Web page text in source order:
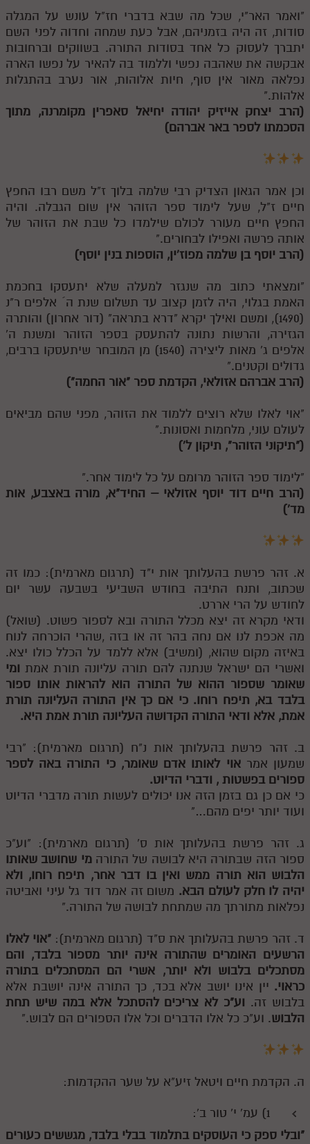
"ואמר האר"י, שכל מה שבא בדברי חז"ל עונש על המגלה
סודות, זה היה בזמניהם, אבל כעת שמחה וחדוה לפני השם
יתברך לעסוק כל אחד בסודות התורה. בשווקים וברחובות
אבקשה את שאהבה נפשי וללמוד בה להאיר על נפשו הארה
נפלאה מאור אין סוף, חיות אלוהות, אור נערב בהתגלות
אלהות."
(הרב יצחק אייזיק יהודה יחיאל סאפרין מקומרנה, מתוך
הסכמתו לספר באר אברהם)
וכן אמר הגאון הצדיק רבי שלמה בלוך ז"ל משם רבו החפץ
חיים ז"ל, שעל לימוד ספר הזוהר אין שום הגבלה. והיה
החפץ חיים מעורר לכולם שילמדו כל שבת את הזוהר של
אותה פרשה ואפילו לבחורים."
(הרב יוסף בן שלמה מפוז'ין, הוספות בנין יוסף)
"ומצאתי כתוב מה שנגזר למעלה שלא יתעסקו בחכמת
האמת בגלוי, היה לזמן קצוב עד תשלום שנת ה´ אלפים ר"נ
(1490), ומשם ואילך יקרא "דרא בתראה" (דור אחרון) והותרה
הגזירה, והרשות נתונה להתעסק בספר הזוהר ומשנת ה'
אלפים ג' מאות ליצירה (1540) מן המובחר שיתעסקו ברבים,
גדולים וקטנים."
(הרב אברהם אזולאי, הקדמת ספר "אור החמה")
"אוי לאלו שלא רוצים ללמוד את הזוהר, מפני שהם מביאים
לעולם עוני, מלחמות ואסונות."
("תיקוני הזוהר", תיקון ל')
"לימוד ספר הזוהר מרומם על כל לימוד אחר."
(הרב חיים דוד יוסף אזולאי – החיד"א, מורה באצבע, אות
מד')
א. זהר פרשת בהעלותך אות י"ד (תרגום מארמית): כמו זה
שכתוב, ותנח התיבה בחודש השביעי בשבעה עשר יום
לחודש על הרי אררט.
ודאי מקרא זה יצא מכלל התורה ובא לספור פשוט. (שואל)
מה אכפת לנו אם נחה בהר זה או בזה ,שהרי הוכרחה לנוח
באיזה מקום שהוא, (ומשיב) אלא ללמד על הכלל כולו יצא.
ואשרי הם ישראל שנתנה להם תורה עליונה תורת אמת ומי
שאומר שספור ההוא של התורה הוא להראות אותו ספור
בלבד בא, תיפח רוחו. כי אם כך אין התורה העליונה תורת
אמת, אלא ודאי התורה הקדושה העליונה תורת אמת היא.
ב. זהר פרשת בהעלותך אות נ"ח (תרגום מארמית): "רבי
שמעון אמראוי לאותו אדם שאומר, כי התורה באה לספר
ספורים בפשטות , ודברי הדיוט.
כי אם כן גם בזמן הזה אנו יכולים לעשות תורה מדברי הדיוט
ועוד יותר יפים מהם…"
ג. זהר פרשת בהעלותך אות ס' (תרגום מארמית): "וע"כ
ספור הזה שבתורה היא לבושה של התורהמי שחושב שאותו
הלבוש הוא תורה ממש ואין בו דבר אחר, תיפח רוחו, ולא
יהיה לו חלק לעולם הבא. משום זה אמר דוד גל עיני ואביטה
נפלאות מתורתך מה שמתחת לבושה של התורה."
ד. זהר פרשת בהעלותך את ס"ד (תרגום מארמית): "אוי לאלו
הרשעים האומרים שהתורה אינה יותר מספור בלבד, והם
מסתכלים בלבוש ולא יותר, אשרי הם המסתכלים בתורה
כראוי. יין אינו יושב אלא בכד, כך התורה אינה יושבת אלא
בלבוש זה. וע"כ לא צריכים להסתכל אלא במה שיש תחת
הלבוש. וע"כ כל אלו הדברים וכל אלו הספורים הם לבוש."
ה. הקדמת חיים ויטאל זיע"א על שער ההקדמות:
1) עמ' י' טור ב':
"ובלי ספק כי העוסקים בתלמוד בבלי בלבד, מגששים כעורים